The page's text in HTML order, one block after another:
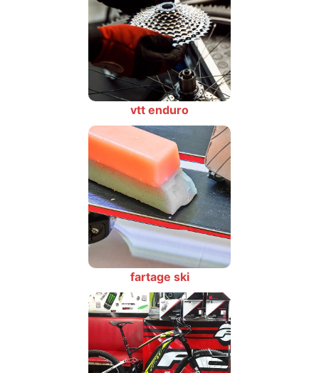
vtt enduro
fartage ski